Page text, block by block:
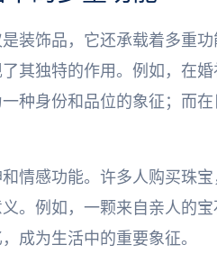
装饰品，它还承载着多重
其独特的作用。例如，在
种身份和品位的象征；而
情感功能。许多人购买珠
。例如，一颗来自亲人的
成为生活中的重要象征。